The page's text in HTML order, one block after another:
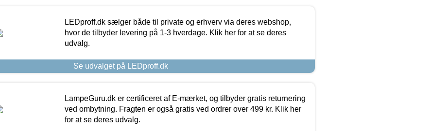
LEDproff.dk sælger både til private og erhverv via deres webshop,
hvor de tilbyder levering på 1-3 hverdage. Klik her for at se deres
udvalg.
Se udvalget på LEDproff.dk
LampeGuru.dk er certificeret af E-mærket, og tilbyder gratis returnering
ved ombytning. Fragten er også gratis ved ordrer over 499 kr. Klik her
for at se deres udvalg.